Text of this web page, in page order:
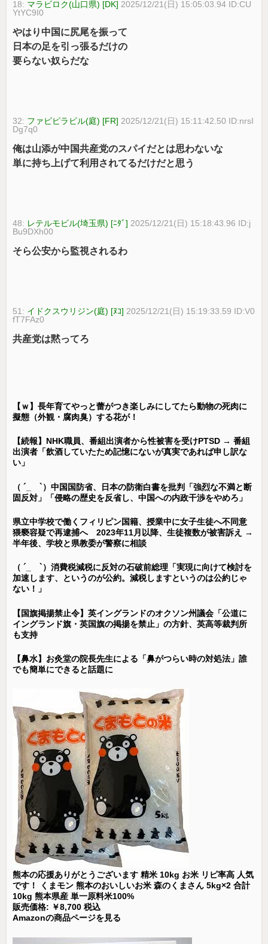
18: マラビロク(山口県) [DK] 2025/12/21(日) 15:05:03.94 ID:CU
YtYC9I0
やはり中国に尻尾を振って
日本の足を引っ張るだけの
要らない奴らだな
32: ファビピラビル(庭) [FR] 2025/12/21(日) 15:11:42.50 ID:nrsI
Dg7q0
俺は山添が中国共産党のスパイだとは思わないな
単に持ち上げて利用されてるだけだと思う
48: レテルモビル(埼玉県) [ﾆﾀﾞ] 2025/12/21(日) 15:18:43.96 ID:j
Bu9DXh00
そら公安から監視されるわ
51: イドクスウリジン(庭) [ﾇｺ] 2025/12/21(日) 15:19:33.59 ID:V0
fT7FAz0
共産党は黙ってろ
【ｗ】長年育てやっと蕾がつき楽しみにしてたら動物の死肉に
擬態（外観・腐肉臭）する花が！
【続報】NHK職員、番組出演者から性被害を受けPTSD → 番組
出演者「飲酒していたため記憶にないが真実であれば申し訳な
い」
（ ´_ゝ`）中国国防省、日本の防衛白書を批判「強烈な不満と断
固反対」「侵略の歴史を反省し、中国への内政干渉をやめろ」
県立中学校で働くフィリピン国籍、授業中に女子生徒へ不同意
猥褻容疑で再逮捕へ 2023年11月以降、生徒複数が被害訴え →
半年後、学校と県教委が警察に相談
（ ´_ゝ`）消費税減税に反対の石破前総理「実現に向けて検討を
加速します、というのが公約。減税しますというのは公約じゃ
ない！」
【国旗掲揚禁止令】英イングランドのオクソン州議会「公道に
イングランド旗・英国旗の掲揚を禁止」の方針、英高等裁判所
も支持
【鼻水】お灸堂の院長先生による「鼻がつらい時の対処法」誰
でも簡単にできると話題に
熊本の応援ありがとうございます 精米 10kg お米 リピ率高 人気
です！ くまモン 熊本のおいしいお米 森のくまさん 5kg×2 合計
10kg 熊本県産 単一原料米100%
販売価格: ￥8,700 税込
Amazonの商品ページを見る